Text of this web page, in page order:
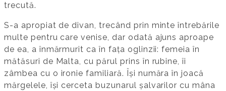
trecută.
S-a apropiat de divan, trecând prin minte întrebările
multe pentru care venise, dar odată ajuns aproape
de ea, a înmărmurit ca în fața oglinzii: femeia în
mătăsuri de Malta, cu părul prins în rubine, îi
zâmbea cu o ironie familiară. Își număra în joacă
mărgelele, își cerceta buzunarul șalvarilor cu mâna